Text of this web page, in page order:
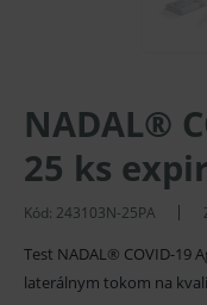
NADAL®
25 ks
Kód: 243103N-25PA
Test NADAL® COVID-19
laterálnym tokom na